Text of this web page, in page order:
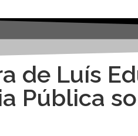
de Luís
Pública